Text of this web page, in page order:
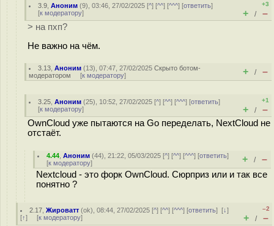
3.9 ,Аноним (9), 03:46, 27/02/2025 [^] [^^] [^^^] [ответить]
[к модератору]
+3
+ / –
> на пхп?
Не важно на чём.
3.13 ,Аноним (13), 07:47, 27/02/2025Скрыто ботом-
модератором [к модератору] + / –
3.25 ,Аноним (25), 10:52, 27/02/2025 [^] [^^] [^^^] [ответить]
[к модератору]
+1
+ / –
OwnCloud уже пытаются на Go переделать, NextCloud не
отстаёт.
4.44 ,Аноним (44), 21:22, 05/03/2025 [^] [^^] [^^^] [ответить]
[к модератору] + / –
Nextcloud - это форк OwnCloud. Сюрприз или и так все
понятно ?
2.17 ,Жироватт (ok), 08:44, 27/02/2025 [^] [^^] [^^^] [ответить][↓]
[↑] [к модератору]
–2
+ / –